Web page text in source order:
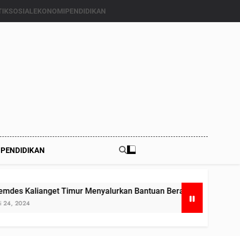
SOSIALEKONOMIPENDIDIKAN
PENDIDIKAN
Timur Menyalurkan Bantuan Beras Bapang (Bantuan Pangan) ke